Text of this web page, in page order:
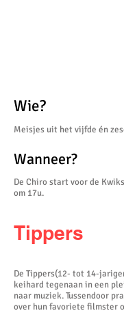
Wie?
Meisjes uit het vijfde én
Wanneer?
De Chiro start voor de
om 17u.
Tippers
De Tippers(12- tot 14-
keihard tegenaan in een
naar muziek. Tussendoor
over hun favoriete filmster